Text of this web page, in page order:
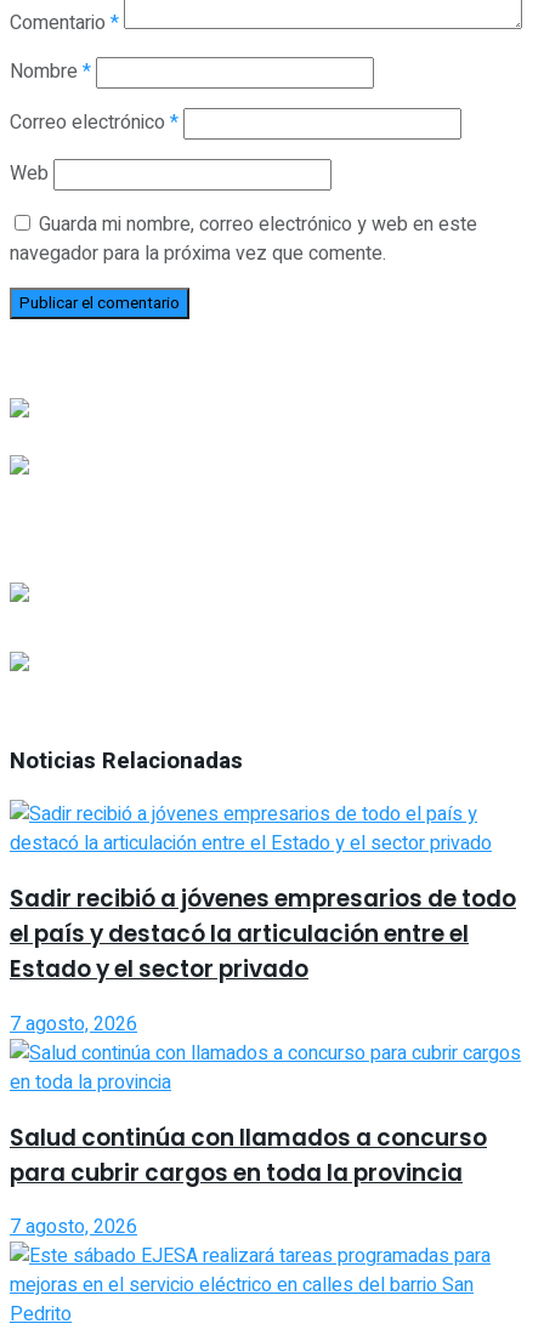
Comentario *
Nombre *
Correo electrónico *
Web
Guarda mi nombre, correo electrónico y web en este
navegador para la próxima vez que comente.
Noticias Relacionadas
Sadir recibió a jóvenes empresarios de todo
el país y destacó la articulación entre el
Estado y el sector privado
7 agosto, 2026
Salud continúa con llamados a concurso
para cubrir cargos en toda la provincia
7 agosto, 2026